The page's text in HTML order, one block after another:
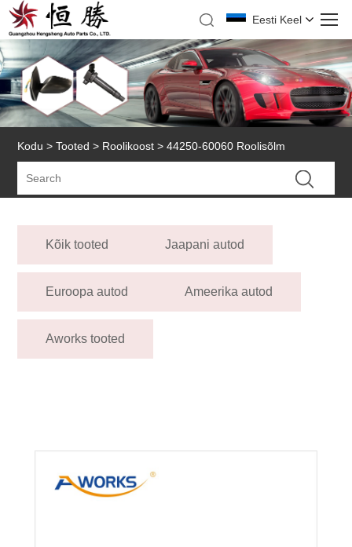
Eesti Keel
Kodu > Tooted > Roolikoost > 44250-60060 Roolisõlm
Kõik tooted Jaapani autod
Euroopa autod Ameerika autod
Aworks tooted